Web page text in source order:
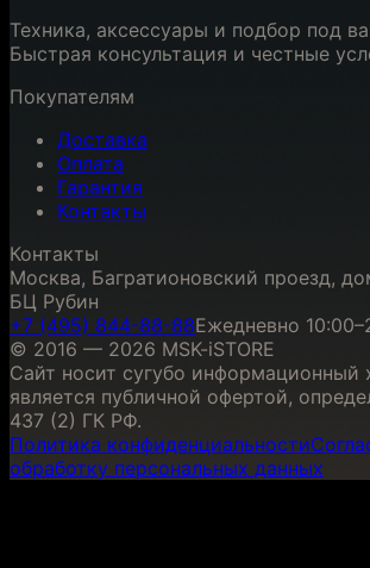
Техника, аксессуары и подбор под
Быстрая консультация и честные
Покупателям
Доставка
Оплата
Гарантия
Контакты
Контакты
Москва, Багратионовский проезд,
БЦ Рубин
+7 (495) 844-88-88Ежедневно
© 2016 — 2026 MSK-iSTORE
Сайт носит сугубо информационный
является публичной офертой,
437 (2) ГК РФ.
Политика конфиденциальности
обработку персональных данных